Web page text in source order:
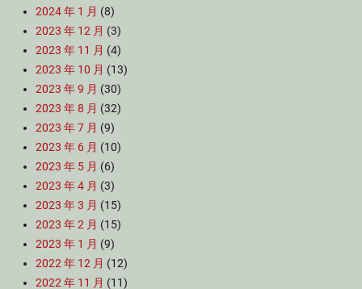
2024 年 1 月 (8)
2023 年 12 月 (3)
2023 年 11 月 (4)
2023 年 10 月 (13)
2023 年 9 月 (30)
2023 年 8 月 (32)
2023 年 7 月 (9)
2023 年 6 月 (10)
2023 年 5 月 (6)
2023 年 4 月 (3)
2023 年 3 月 (15)
2023 年 2 月 (15)
2023 年 1 月 (9)
2022 年 12 月 (12)
2022 年 11 月 (11)